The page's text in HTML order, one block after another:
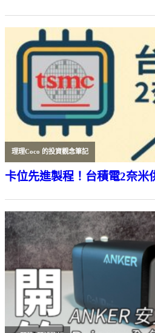
理理Coco 的投資觀念筆記
卡位先進製程！台積電2奈米